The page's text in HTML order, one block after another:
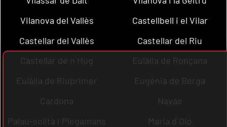
Vilanova del Vallès
Castellbell i el Vilar
Castellar del Vallès
Castellar del Riu
Castellar de n´Hug
Eulàlia de Ronçana
Eulàlia de Riuprimer
Eugènia de Berga
Cardona
Navas
Palau-solità i Plegamans
Maria d´Oló